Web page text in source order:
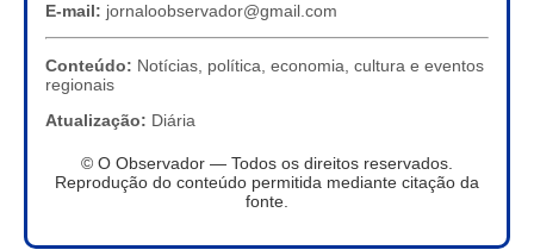
E-mail: jornaloobservador@gmail.com
Conteúdo: Notícias, política, economia, cultura e eventos
regionais
Atualização: Diária
© O Observador — Todos os direitos reservados.
Reprodução do conteúdo permitida mediante citação da
fonte.